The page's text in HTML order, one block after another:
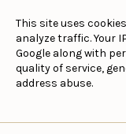
This site uses
analyze traffic. Your
Google along with
quality of service,
address abuse.